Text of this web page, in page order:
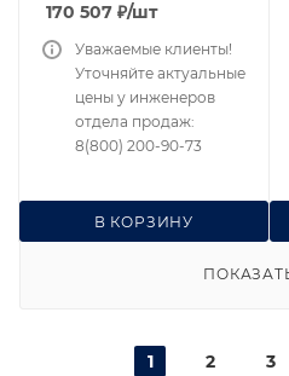
170 507 ₽/шт
В КОРЗИНУ
Уважаемые клиенты!
Уточняйте актуальные
цены у инженеров
отдела продаж:
8(800) 200-90-73
1 2 3